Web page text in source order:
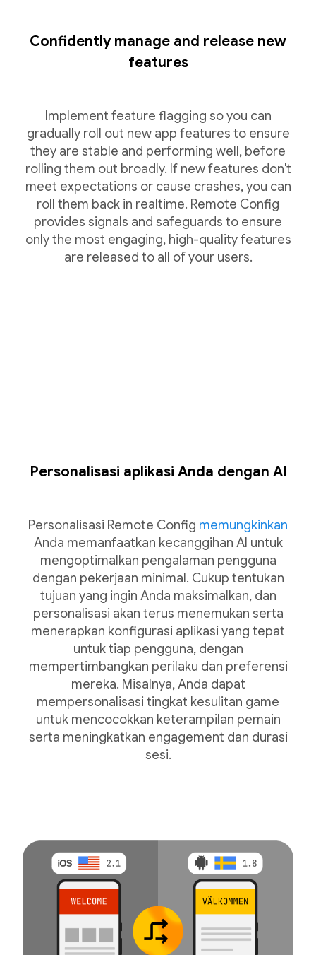
Confidently manage and release new
features
Implement feature flagging so you can
gradually roll out new app features to ensure
they are stable and performing well, before
rolling them out broadly. If new features don't
meet expectations or cause crashes, you can
roll them back in realtime. Remote Config
provides signals and safeguards to ensure
only the most engaging, high-quality features
are released to all of your users.
Personalisasi aplikasi Anda dengan AI
Personalisasi Remote Config memungkinkan
Anda memanfaatkan kecanggihan AI untuk
mengoptimalkan pengalaman pengguna
dengan pekerjaan minimal. Cukup tentukan
tujuan yang ingin Anda maksimalkan, dan
personalisasi akan terus menemukan serta
menerapkan konfigurasi aplikasi yang tepat
untuk tiap pengguna, dengan
mempertimbangkan perilaku dan preferensi
mereka. Misalnya, Anda dapat
mempersonalisasi tingkat kesulitan game
untuk mencocokkan keterampilan pemain
serta meningkatkan engagement dan durasi
sesi.